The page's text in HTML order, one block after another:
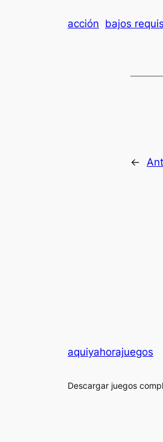
acción bajos
←
aquiyahorajuegos
Descargar juegos